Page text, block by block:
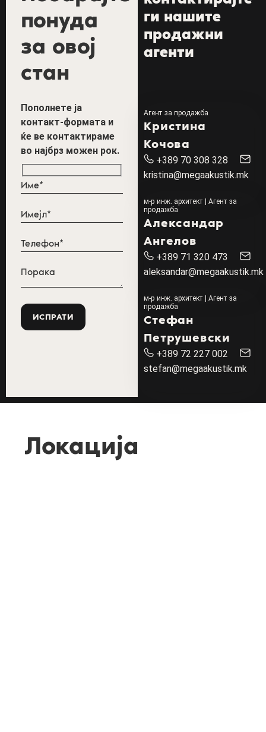
понуда
за овој
стан
Пополнете ја
контакт-формата и
ќе ве контактираме
во најбрз можен рок.
ги нашите
продажни
агенти
Агент за продажба
Кристина
Кочова
+389 70 308 328
kristina@megaakustik.mk
м-р инж. архитект | Агент за
продажба
Александар
Ангелов
+389 71 320 473
aleksandar@megaakustik.mk
м-р инж. архитект | Агент за
продажба
Стефан
Петрушевски
+389 72 227 002
stefan@megaakustik.mk
Локација